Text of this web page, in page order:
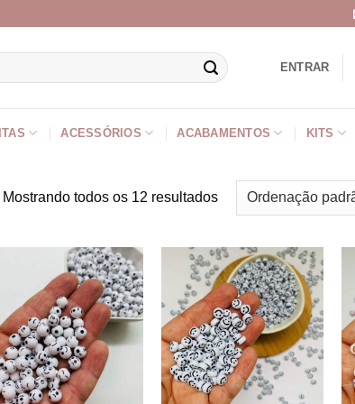
ENTRAR
ACESSÓRIOS ACABAMENTOS KITS
Mostrando todos os 12 resultados